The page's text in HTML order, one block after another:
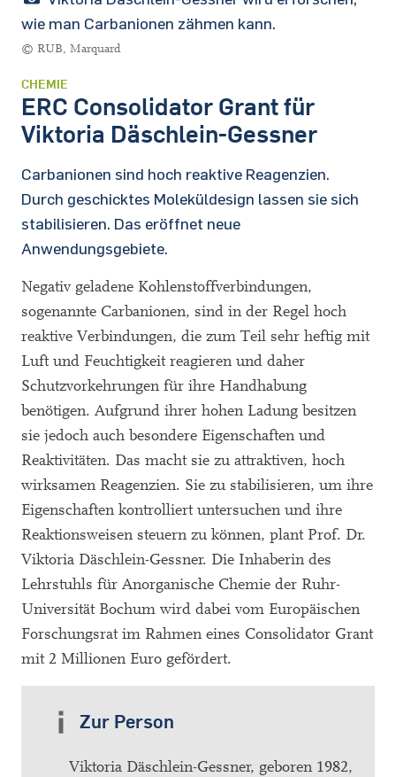
wie man Carbanionen zähmen kann.
© RUB, Marquard
CHEMIE
ERC Consolidator Grant für
Viktoria Däschlein-Gessner
Carbanionen sind hoch reaktive Reagenzien.
Durch geschicktes Moleküldesign lassen sie sich
stabilisieren. Das eröffnet neue
Anwendungsgebiete.
Negativ geladene Kohlenstoffverbindungen,
sogenannte Carbanionen, sind in der Regel hoch
reaktive Verbindungen, die zum Teil sehr heftig mit
Luft und Feuchtigkeit reagieren und daher
Schutzvorkehrungen für ihre Handhabung
benötigen. Aufgrund ihrer hohen Ladung besitzen
sie jedoch auch besondere Eigenschaften und
Reaktivitäten. Das macht sie zu attraktiven, hoch
wirksamen Reagenzien. Sie zu stabilisieren, um ihre
Eigenschaften kontrolliert untersuchen und ihre
Reaktionsweisen steuern zu können, plant Prof. Dr.
Viktoria Däschlein-Gessner. Die Inhaberin des
Lehrstuhls für Anorganische Chemie der Ruhr-
Universität Bochum wird dabei vom Europäischen
Forschungsrat im Rahmen eines Consolidator Grant
mit 2 Millionen Euro gefördert.
Zur Person
Viktoria Däschlein-Gessner, geboren 1982,